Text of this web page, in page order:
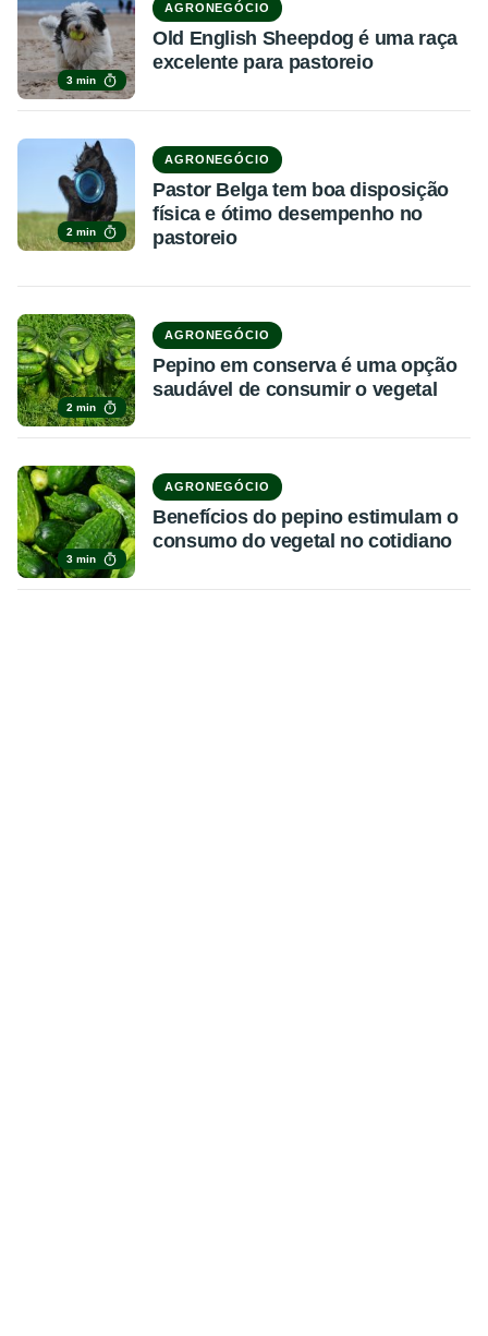
3 min
AGRONEGÓCIO
Old English Sheepdog é uma raça
excelente para pastoreio
2 min
AGRONEGÓCIO
Pastor Belga tem boa disposição
física e ótimo desempenho no
pastoreio
2 min
AGRONEGÓCIO
Pepino em conserva é uma opção
saudável de consumir o vegetal
3 min
AGRONEGÓCIO
Benefícios do pepino estimulam o
consumo do vegetal no cotidiano